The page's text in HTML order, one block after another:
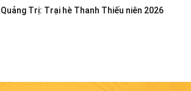
Quảng Trị: Trại hè Thanh Thiếu niên 2026